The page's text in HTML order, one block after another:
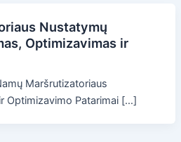
Nustatymų
Optimizavimas ir
Maršrutizatoriaus
Optimizavimo Patarimai […]